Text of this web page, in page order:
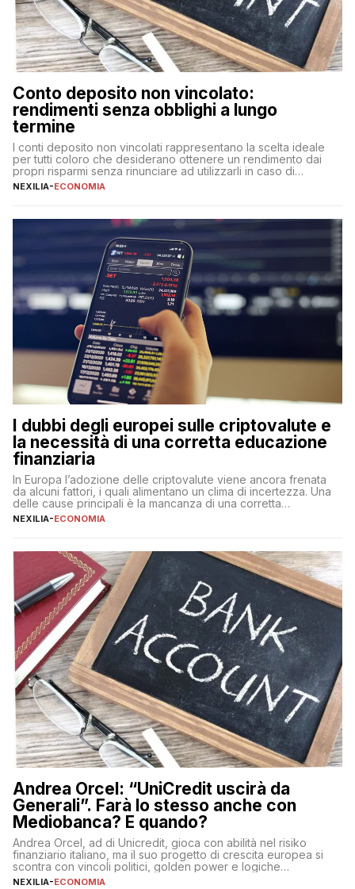
Conto deposito non vincolato:
rendimenti senza obblighi a lungo
termine
I conti deposito non vincolati rappresentano la scelta ideale
per tutti coloro che desiderano ottenere un rendimento dai
propri risparmi senza rinunciare ad utilizzarli in caso di
necessità. A differenza delle forme vincolate tradizionali,
flessibilità e rendimento. Come funzionano […]
NEXILIA-ECONOMIA
I dubbi degli europei sulle criptovalute e
la necessità di una corretta educazione
finanziaria
In Europa l’adozione delle criptovalute viene ancora frenata
da alcuni fattori, i quali alimentano un clima di incertezza. Una
delle cause principali è la mancanza di una corretta
educazione finanziaria, che impedisce ad una larga parte della
sulle criptovalute: […]
NEXILIA-ECONOMIA
Andrea Orcel: “UniCredit uscirà da
Generali”. Farà lo stesso anche con
Mediobanca? E quando?
Andrea Orcel, ad di Unicredit, gioca con abilità nel risiko
finanziario italiano, ma il suo progetto di crescita europea si
scontra con vincoli politici, golden power e logiche
protezionistiche. Orcel e la mossa su Generali Andrea Orcel,
NEXILIA-ECONOMIA